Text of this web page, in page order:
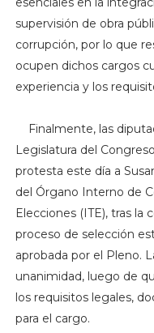
supervisión de obra
corrupción, por lo que
ocupen dichos cargos
experiencia y los
Finalmente, l as
Legislatura del
protesta este día a
del Órgano Interno de
Elecciones (ITE), tras la
proceso de selección
aprobada por el Pleno.
unanimidad, luego de
los requisitos legales,
para el cargo.